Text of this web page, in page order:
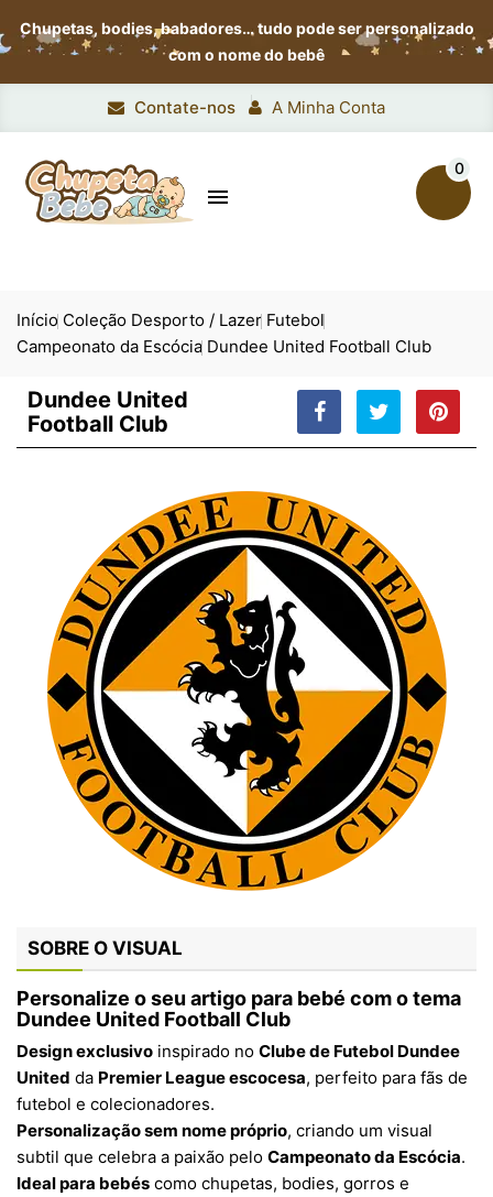
Chupetas, bodies, babadores…tudo pode ser personalizado
com o nome do bebê
Contate-nos A Minha Conta

0
Início Coleção Desporto / Lazer Futebol
Campeonato da Escócia Dundee United Football Club
Dundee United
Football Club
SOBRE O VISUAL
Personalize o seu artigo para bebé com o tema
Dundee United Football Club
Design exclusivo inspirado no Clube de Futebol Dundee
United da Premier League escocesa, perfeito para fãs de
futebol e colecionadores.
Personalização sem nome próprio, criando um visual
subtil que celebra a paixão pelo Campeonato da Escócia.
Ideal para bebés como chupetas, bodies, gorros e